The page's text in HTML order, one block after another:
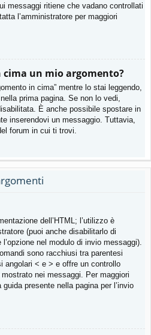
messaggi ritiene che vadano controllati
l’amministratore per maggiori
cima un mio argomento?
in cima” mentre lo stai leggendo,
prima pagina. Se non lo vedi,
È anche possibile spostare in
inserendovi un messaggio. Tuttavia,
forum in cui ti trovi.
dell’HTML; l’utilizzo è
(puoi anche disabilitarlo di
nel modulo di invio messaggi).
sono racchiusi tra parentesi
angolari < e > e offre un controllo
nei messaggi. Per maggiori
presente nella pagina per l’invio